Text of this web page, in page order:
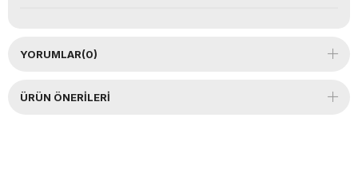
YORUMLAR(0)
ÜRÜN ÖNERILERI